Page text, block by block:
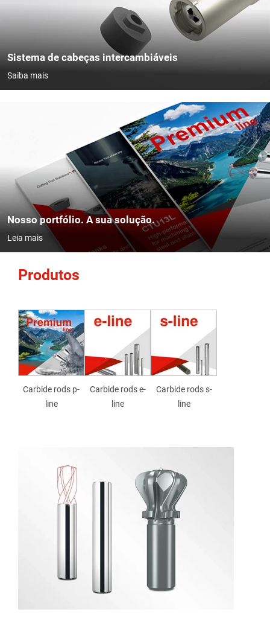
Sistema de cabeças intercambiáveis
Saiba mais
Nosso portfólio. A sua solução.
Leia mais
Produtos
Carbide rods p-
line
Carbide rods e-
line
Carbide rods s-
line